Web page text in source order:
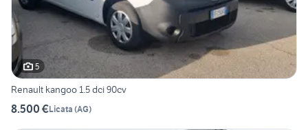
5
Renault kangoo 1.5 dci 90cv
8.500 €Licata (AG)